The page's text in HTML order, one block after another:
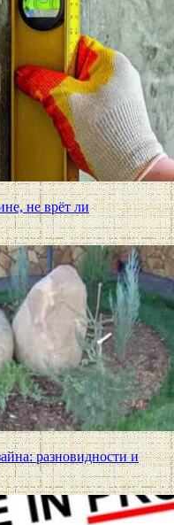
не врёт ли
разновидности и